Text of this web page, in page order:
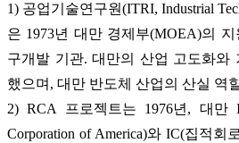
1) 공업기술연구원(ITRI, Industrial
은 1973년 대만 경제부(MOEA)의
구개발 기관. 대만의 산업 고도화와
했으며, 대만 반도체 산업의 산실 역
2) RCA 프로젝트는 1976년, 대만
Corporation of America)와 IC(집적회